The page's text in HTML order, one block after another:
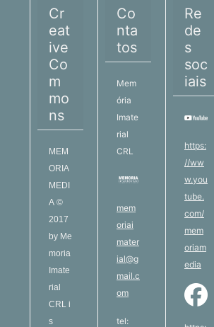
Cr
eat
ive
Co
m
mo
ns
MEM
ORIA
MEDI
A ©
2017
by Me
moria
Imate
rial
CRL i
s
Co
nta
tos
Mem
ória
Imate
rial
CRL
mem
oriai
mater
ial@g
mail.c
om
tel:
Re
de
s
soc
iais
https:
//ww
w.you
tube.
com/
mem
oriam
edia